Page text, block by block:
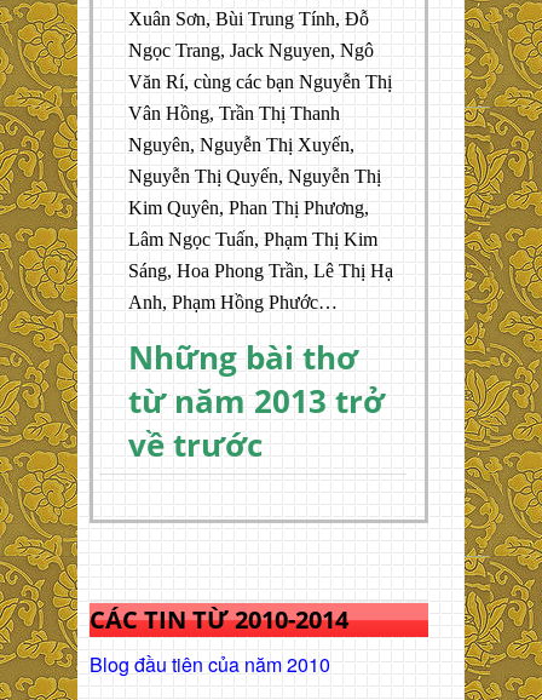
Xuân Sơn, Bùi Trung Tính, Đỗ
Ngọc Trang, Jack Nguyen, Ngô
Văn Rí, cùng các bạn Nguyễn Thị
Vân Hồng, Trần Thị Thanh
Nguyên, Nguyễn Thị Xuyến,
Nguyễn Thị Quyến, Nguyễn Thị
Kim Quyên, Phan Thị Phương,
Lâm Ngọc Tuấn, Phạm Thị Kim
Sáng, Hoa Phong Trần, Lê Thị Hạ
Anh, Phạm Hồng Phước…
Những bài thơ
từ năm 2013 trở
về trước
CÁC TIN TỪ 2010-2014
Blog đầu tiên của năm 2010